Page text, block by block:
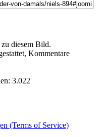
diesem Bild.
Kommentare
3.022
(Terms of Service)